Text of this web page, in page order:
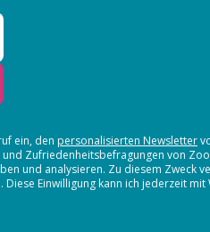
ein, den personalisierten Newsletter
Zufriedenheitsbefragungen von
und analysieren. Zu diesem
Einwilligung kann ich jederzeit